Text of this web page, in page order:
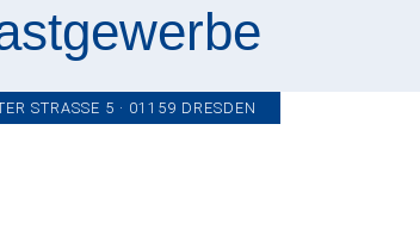
STRASSE 5 · 01159 DRESDEN